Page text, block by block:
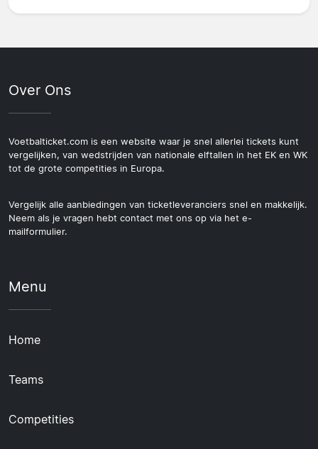
Over Ons
Voetbalticket.com is een website waar je snel allerlei tickets kunt
vergelijken, van wedstrijden van nationale elftallen in het EK en WK
tot de grote competities in Europa.
Vergelijk alle aanbiedingen van ticketleveranciers snel en makkelijk.
Neem als je vragen hebt contact met ons op via het e-
mailformulier.
Menu
Home
Teams
Competities